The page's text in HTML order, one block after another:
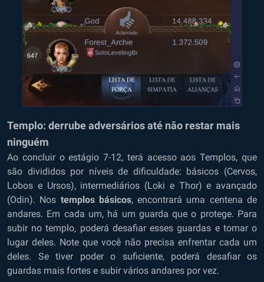
Templo: derrube adversários até não restar mais
ninguém
Ao concluir o estágio 7-12, terá acesso aos Templos, que
são divididos por níveis de dificuldade: básicos (Cervos,
Lobos e Ursos), intermediários (Loki e Thor) e avançado
(Odin). Nos templos básicos, encontrará uma centena de
andares. Em cada um, há um guarda que o protege. Para
subir no templo, poderá desafiar esses guardas e tomar o
lugar deles. Note que você não precisa enfrentar cada um
deles. Se tiver poder o suficiente, poderá desafiar os
guardas mais fortes e subir vários andares por vez.